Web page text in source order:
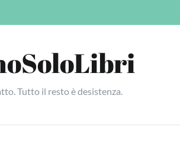
Tutto il resto è desistenza.